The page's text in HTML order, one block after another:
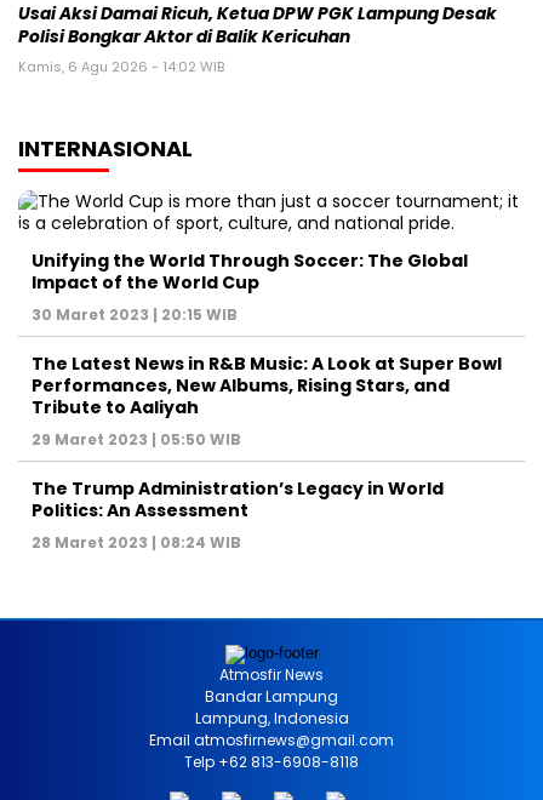
Usai Aksi Damai Ricuh, Ketua DPW PGK Lampung Desak
Polisi Bongkar Aktor di Balik Kericuhan
Kamis, 6 Agu 2026 - 14:02 WIB
INTERNASIONAL
Unifying the World Through Soccer: The Global
Impact of the World Cup
30 Maret 2023 | 20:15 WIB
The Latest News in R&B Music: A Look at Super Bowl
Performances, New Albums, Rising Stars, and
Tribute to Aaliyah
29 Maret 2023 | 05:50 WIB
The Trump Administration’s Legacy in World
Politics: An Assessment
28 Maret 2023 | 08:24 WIB
Atmosfir News
Bandar Lampung
Lampung, Indonesia
Email atmosfirnews@gmail.com
Telp +62 813-6908-8118